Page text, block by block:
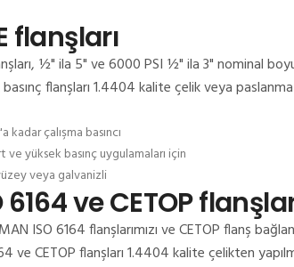
flanşları
½" ila 5" ve 6000 PSI ½" ila 3" nominal
flanşları 1.4404 kalite çelik veya
kadar çalışma basıncı
ve yüksek basınç uygulamaları için
veya galvanizli
6164 ve CETOP
ISO 6164 flanşlarımızı ve CETOP flanş
ve CETOP flanşları 1.4404 kalite çelikten